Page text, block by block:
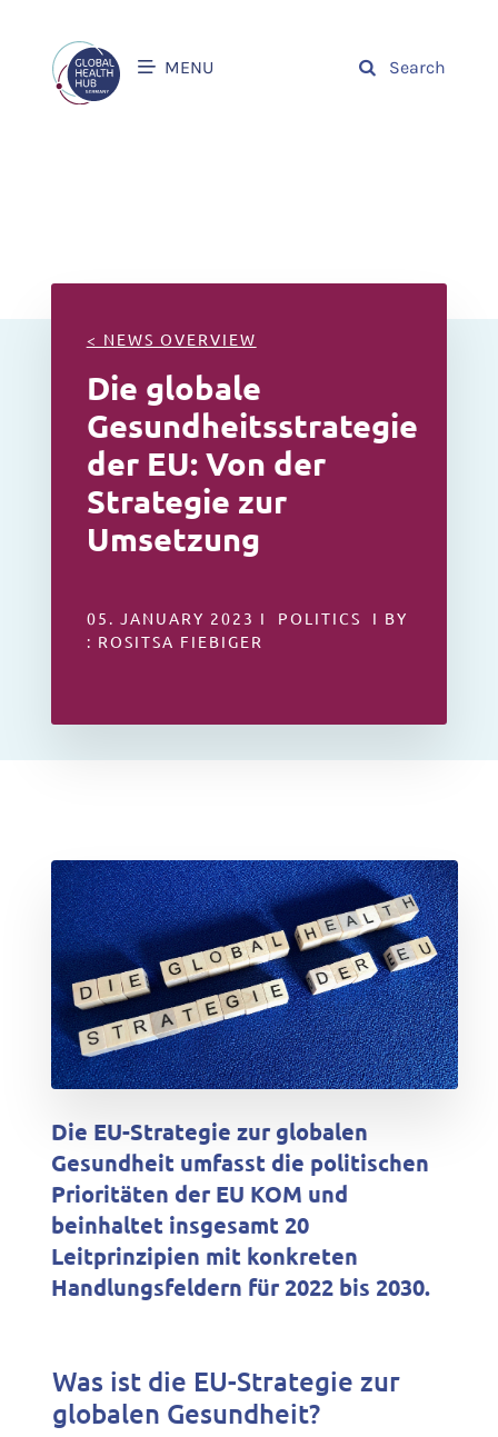
MENU Search
< NEWS OVERVIEW
Die globale
Gesundheitsstrategie
der EU: Von der
Strategie zur
Umsetzung
05. JANUARY 2023 I POLITICS I BY
: ROSITSA FIEBIGER
Die EU-Strategie zur globalen
Gesundheit umfasst die politischen
Prioritäten der EU KOM und
beinhaltet insgesamt 20
Leitprinzipien mit konkreten
Handlungsfeldern für 2022 bis 2030.
Was ist die EU-Strategie zur
globalen Gesundheit?